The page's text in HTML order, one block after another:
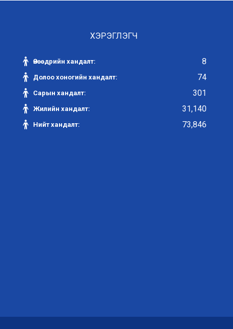
ХЭРЭГЛЭГЧ
Өнөөдрийн хандалт: 8
Долоо хоногийн хандалт: 74
Сарын хандалт: 301
Жилийн хандалт: 31,140
Нийт хандалт: 73,846